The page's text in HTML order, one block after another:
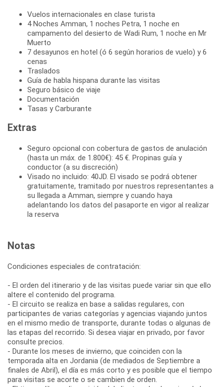
Vuelos internacionales en clase turista
4 Noches Amman, 1 noches Petra, 1 noche en
campamento del desierto de Wadi Rum, 1 noche en Mr
Muerto
7 desayunos en hotel (ó 6 según horarios de vuelo) y 6
cenas
Traslados
Guía de habla hispana durante las visitas
Seguro básico de viaje
Documentación
Tasas y Carburante
Extras
Seguro opcional con cobertura de gastos de anulación
(hasta un máx. de 1.800€): 45 €. Propinas guía y
conductor (a su discreción)
Visado no incluido: 40JD. El visado se podrá obtener
gratuitamente, tramitado por nuestros representantes a
su llegada a Amman, siempre y cuando haya
adelantando los datos del pasaporte en vigor al realizar
la reserva
Notas
Condiciones especiales de contratación:
- El orden del itinerario y de las visitas puede variar sin que ello
altere el contenido del programa.
- El circuito se realiza en base a salidas regulares, con
participantes de varias categorías y agencias viajando juntos
en el mismo medio de transporte, durante todas o algunas de
las etapas del recorrido. Si desea viajar en privado, por favor
consulte precios.
- Durante los meses de invierno, que coinciden con la
temporada alta en Jordania (de mediados de Septiembre a
finales de Abril), el día es más corto y es posible que el tiempo
para visitas se acorte o se cambien de orden.